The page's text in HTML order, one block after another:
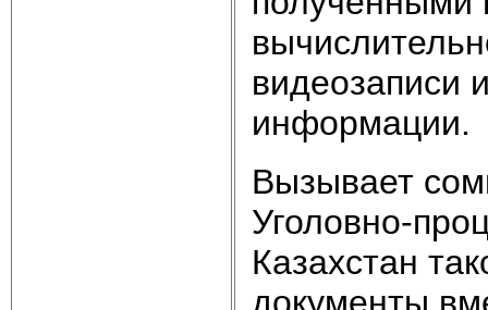
видеозаписи
информации.
Вызывает
Уголовно-
Казахстан
документы